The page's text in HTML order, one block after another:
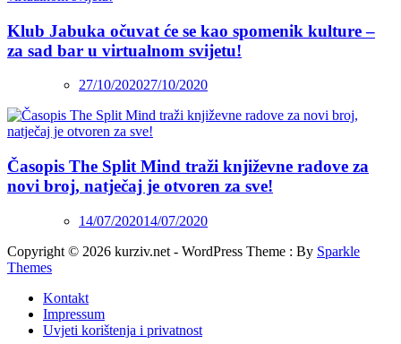
Klub Jabuka očuvat će se kao spomenik kulture –
za sad bar u virtualnom svijetu!
27/10/202027/10/2020
Časopis The Split Mind traži književne radove za
novi broj, natječaj je otvoren za sve!
14/07/202014/07/2020
Copyright © 2026 kurziv.net - WordPress Theme : By Sparkle
Themes
Kontakt
Impressum
Uvjeti korištenja i privatnost